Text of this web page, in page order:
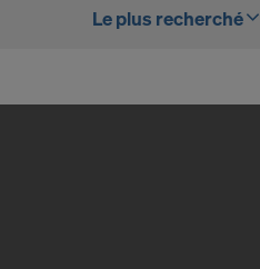
Le plus recherché